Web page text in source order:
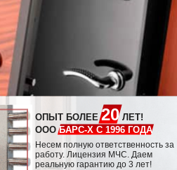
ОПЫТ БОЛЕЕ20ЛЕТ!
ОООБАРС-Х С 1996 ГОДА
Несем полную ответственность за
работу. Лицензия МЧС. Даем
реальную гарантию до 3 лет!